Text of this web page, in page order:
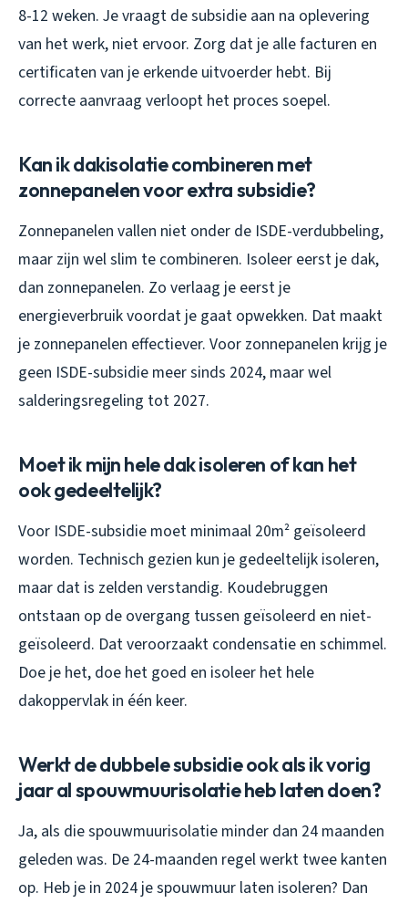
8-12 weken. Je vraagt de subsidie aan na oplevering
van het werk, niet ervoor. Zorg dat je alle facturen en
certificaten van je erkende uitvoerder hebt. Bij
correcte aanvraag verloopt het proces soepel.
Kan ik dakisolatie combineren met
zonnepanelen voor extra subsidie?
Zonnepanelen vallen niet onder de ISDE-verdubbeling,
maar zijn wel slim te combineren. Isoleer eerst je dak,
dan zonnepanelen. Zo verlaag je eerst je
energieverbruik voordat je gaat opwekken. Dat maakt
je zonnepanelen effectiever. Voor zonnepanelen krijg je
geen ISDE-subsidie meer sinds 2024, maar wel
salderingsregeling tot 2027.
Moet ik mijn hele dak isoleren of kan het
ook gedeeltelijk?
Voor ISDE-subsidie moet minimaal 20m² geïsoleerd
worden. Technisch gezien kun je gedeeltelijk isoleren,
maar dat is zelden verstandig. Koudebruggen
ontstaan op de overgang tussen geïsoleerd en niet-
geïsoleerd. Dat veroorzaakt condensatie en schimmel.
Doe je het, doe het goed en isoleer het hele
dakoppervlak in één keer.
Werkt de dubbele subsidie ook als ik vorig
jaar al spouwmuurisolatie heb laten doen?
Ja, als die spouwmuurisolatie minder dan 24 maanden
geleden was. De 24-maanden regel werkt twee kanten
op. Heb je in 2024 je spouwmuur laten isoleren? Dan